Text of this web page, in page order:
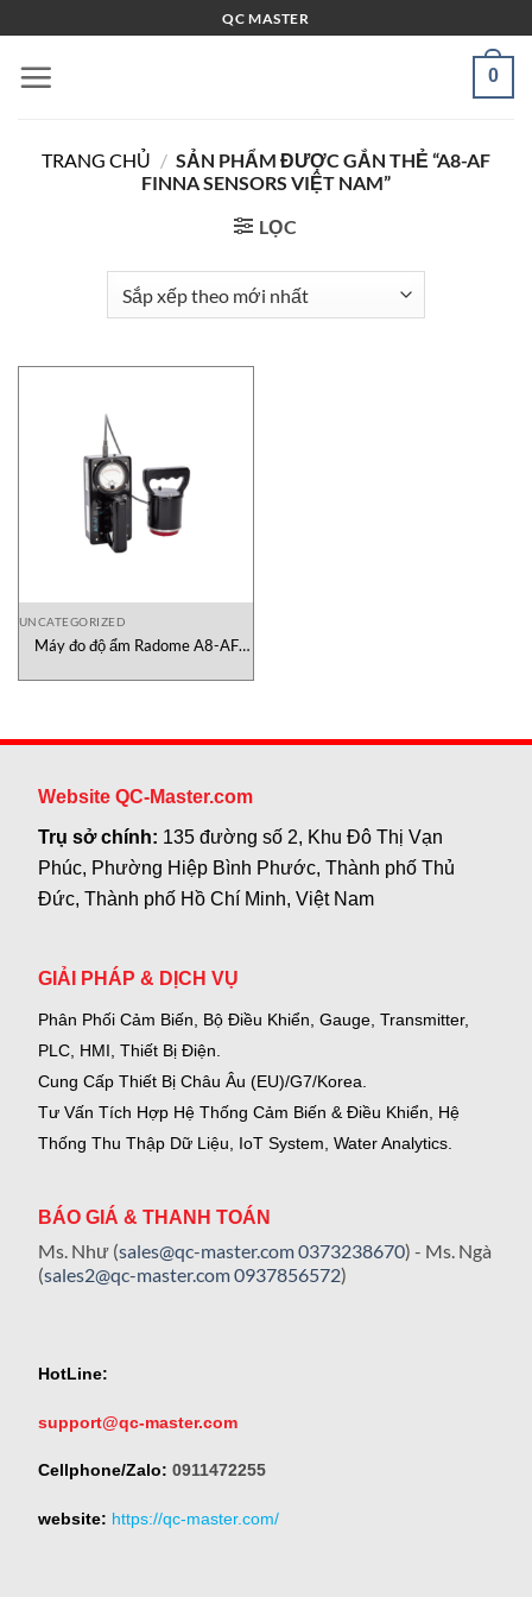
qua
nội
QC MASTER
0
TRANG CHỦ / SẢN PHẨM ĐƯỢC GẮN THẺ “A8-AF
FINNA SENSORS VIỆT NAM”
LỌC
UNCATEGORIZED
Máy đo độ ẩm Radome A8-AF
Website QC-Master.com
Trụ sở chính: 135 đường số 2, Khu Đô Thị Vạn
Phúc, Phường Hiệp Bình Phước, Thành phố Thủ
Đức, Thành phố Hồ Chí Minh, Việt Nam
GIẢI PHÁP & DỊCH VỤ
Phân Phối Cảm Biến, Bộ Điều Khiển, Gauge, Transmitter,
PLC, HMI, Thiết Bị Điện.
Cung Cấp Thiết Bị Châu Âu (EU)/G7/Korea.
Tư Vấn Tích Hợp Hệ Thống Cảm Biến & Điều Khiển, Hệ
Thống Thu Thập Dữ Liệu, IoT System, Water Analytics.
BÁO GIÁ & THANH TOÁN
Ms. Như (sales@qc-master.com0373238670) - Ms. Ngà
(sales2@qc-master.com0937856572)
HotLine:
support@qc-master.com
Cellphone/Zalo: 0911472255
website: https://qc-master.com/